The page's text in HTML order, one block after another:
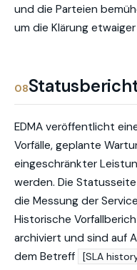
und die Parteien
um die Klärung
08
EDMA veröffentlicht
Vorfälle, geplante
eingeschränkter
werden. Die
die Messung der
Historische
archiviert und sind auf
dem Betreff
[SLA